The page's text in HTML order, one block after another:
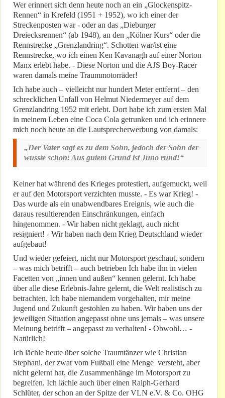
Wer erinnert sich denn heute noch an ein „Glockenspitz-
Rennen“ in Krefeld (1951 + 1952), wo ich einer der
Streckenposten war - oder an das „Dieburger
Dreiecksrennen“ (ab 1948), an den „Kölner Kurs“ oder die
Rennstrecke „Grenzlandring“. Schotten war/ist eine
Rennstrecke, wo ich einen Ken Kavanagh auf einer Norton
Manx erlebt habe. - Diese Norton und die AJS Boy-Racer
waren damals meine Traummotorräder!
Ich habe auch – vielleicht nur hundert Meter entfernt – den
schrecklichen Unfall von Helmut Niedermeyer auf dem
Grenzlandring 1952 mit erlebt. Dort habe ich zum ersten Mal
in meinem Leben eine Coca Cola getrunken und ich erinnere
mich noch heute an die Lautsprecherwerbung von damals:
„Der Vater sagt es zu dem Sohn, jedoch der Sohn der
wusste schon: Aus gutem Grund ist Juno rund!“
Keiner hat während des Krieges protestiert, aufgemuckt, weil
er auf den Motorsport verzichten musste. - Es war Krieg! -
Das wurde als ein unabwendbares Ereignis, wie auch die
daraus resultierenden Einschränkungen, einfach
hingenommen. - Wir haben nicht geklagt, auch nicht
resigniert! - Wir haben nach dem Krieg Deutschland wieder
aufgebaut!
Und wieder gefeiert, nicht nur Motorsport geschaut, sondern
– was mich betrifft – auch betrieben Ich habe ihn in vielen
Facetten von „innen und außen“ kennen gelernt. Ich habe
über alle diese Erlebnis-Jahre gelernt, die Welt realistisch zu
betrachten. Ich habe niemandem vorgehalten, mir meine
Jugend und Zukunft gestohlen zu haben. Wir haben uns der
jeweiligen Situation angepasst ohne uns jemals – was unsere
Meinung betrifft – angepasst zu verhalten! - Obwohl… -
Natürlich!
Ich lächle heute über solche Traumtänzer wie Christian
Stephani, der zwar vom Fußball eine Menge versteht, aber
nicht gelernt hat, die Zusammenhänge im Motorsport zu
begreifen. Ich lächle auch über einen Ralph-Gerhard
Schlüter, der schon an der Spitze der VLN e.V. & Co. OHG